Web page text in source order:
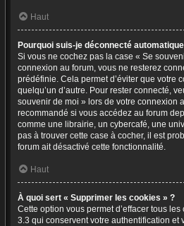
Haut
Pourquoi suis-je déconnecté
Si vous ne cochez pas la case « Se
connexion au forum, vous ne resterez
prédéfinie. Cela permet d’éviter que votre
quelqu’un d’autre. Pour rester connecté,
souvenir de moi » lors de votre connexion
recommandé si vous accédez au forum
comme une librairie, un cybercafé, une
pas à trouver cette case à cocher, il est
forum ait désactivé cette fonctionnalité.
Haut
À quoi sert « Supprimer les cookies » ?
Cette option vous permet d’effacer tous
3.3 qui conservent votre authentification et